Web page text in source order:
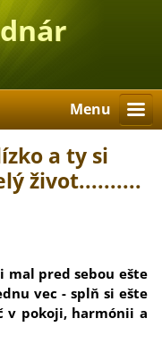
Menu
a ty si
život..........
mal pred sebou ešte
vec - splň si ešte
v pokoji, harmónii a